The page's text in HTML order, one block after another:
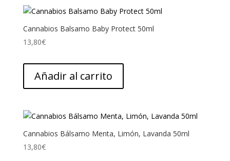
Cannabios Balsamo Baby Protect 50ml
13,80€
Añadir al carrito
Cannabios Bálsamo Menta, Limón, Lavanda 50ml
13,80€